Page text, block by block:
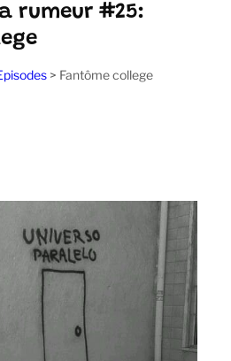
rumeur #25:
> Fantôme college